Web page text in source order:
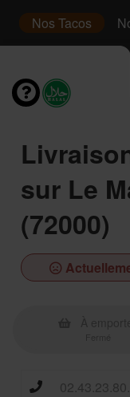
Nos Tacos
sur Le
(72000)